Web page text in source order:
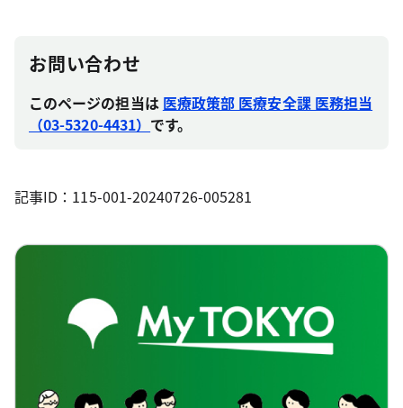
お問い合わせ
このページの担当は 医療政策部 医療安全課 医務担当
（03-5320-4431） です。
記事ID：115-001-20240726-005281